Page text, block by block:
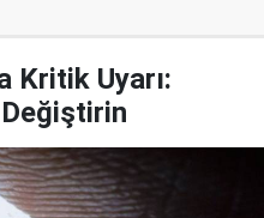
Kritik Uyarı: